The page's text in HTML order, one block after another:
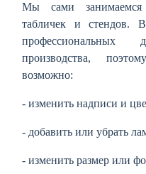
Мы сами занимаемся
табличек и стендов.
производства,
возможно:
- изменить надписи и
- добавить или убрать
- изменить размер или